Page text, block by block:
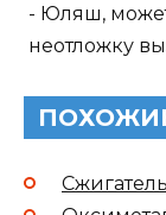
- Юляш,
неотложку